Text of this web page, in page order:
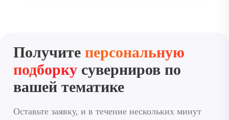
Получите персональную
подборку суверниров по
вашей тематике
Оставьте заявку, и в течение нескольких минут